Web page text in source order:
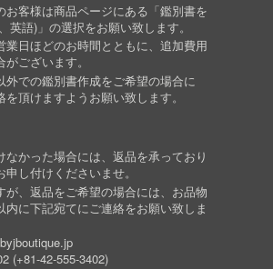
お客様は商品ページにある「鑑別書を
英語)」の選択をお願い致します。
業日ほどのお時間とともに、追加費用
ございます。
外での鑑別書作成をご希望の場合に
頂けますようお願い致します。
なかった場合には、返品を承っており
し付けくださいませ。
が、返品をご希望の場合には、お品物
内に下記宛てにご連絡をお願い致しま
(+81-42-555-3402)